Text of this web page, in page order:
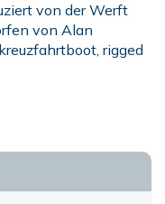
von der Werft
von Alan
rigged